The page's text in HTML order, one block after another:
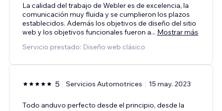
La calidad del trabajo de Webler es de excelencia, la
comunicación muy fluida y se cumplieron los plazos
establecidos. Además los objetivos de diseño del sitio
web y los objetivos funcionales fueron a... Mostrar más
Servicio prestado: Diseño web clásico
5 Servicios Automotrices 15 may. 2023
Todo anduvo perfecto desde el principio, desde la